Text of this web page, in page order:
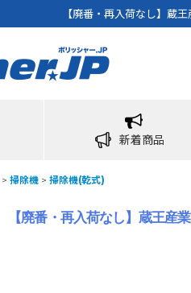
【廃番・再入荷なし】蔵
新着商品
> 掃除機 > 掃除機(乾式)
【廃番・再入荷なし】蔵王産